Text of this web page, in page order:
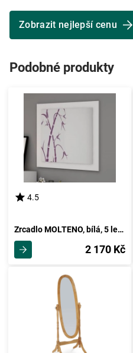
Zobrazit nejlepší cenu
Podobné produkty
4.5
Zrcadlo MOLTENO, bílá, 5 let záruka
2 170 Kč